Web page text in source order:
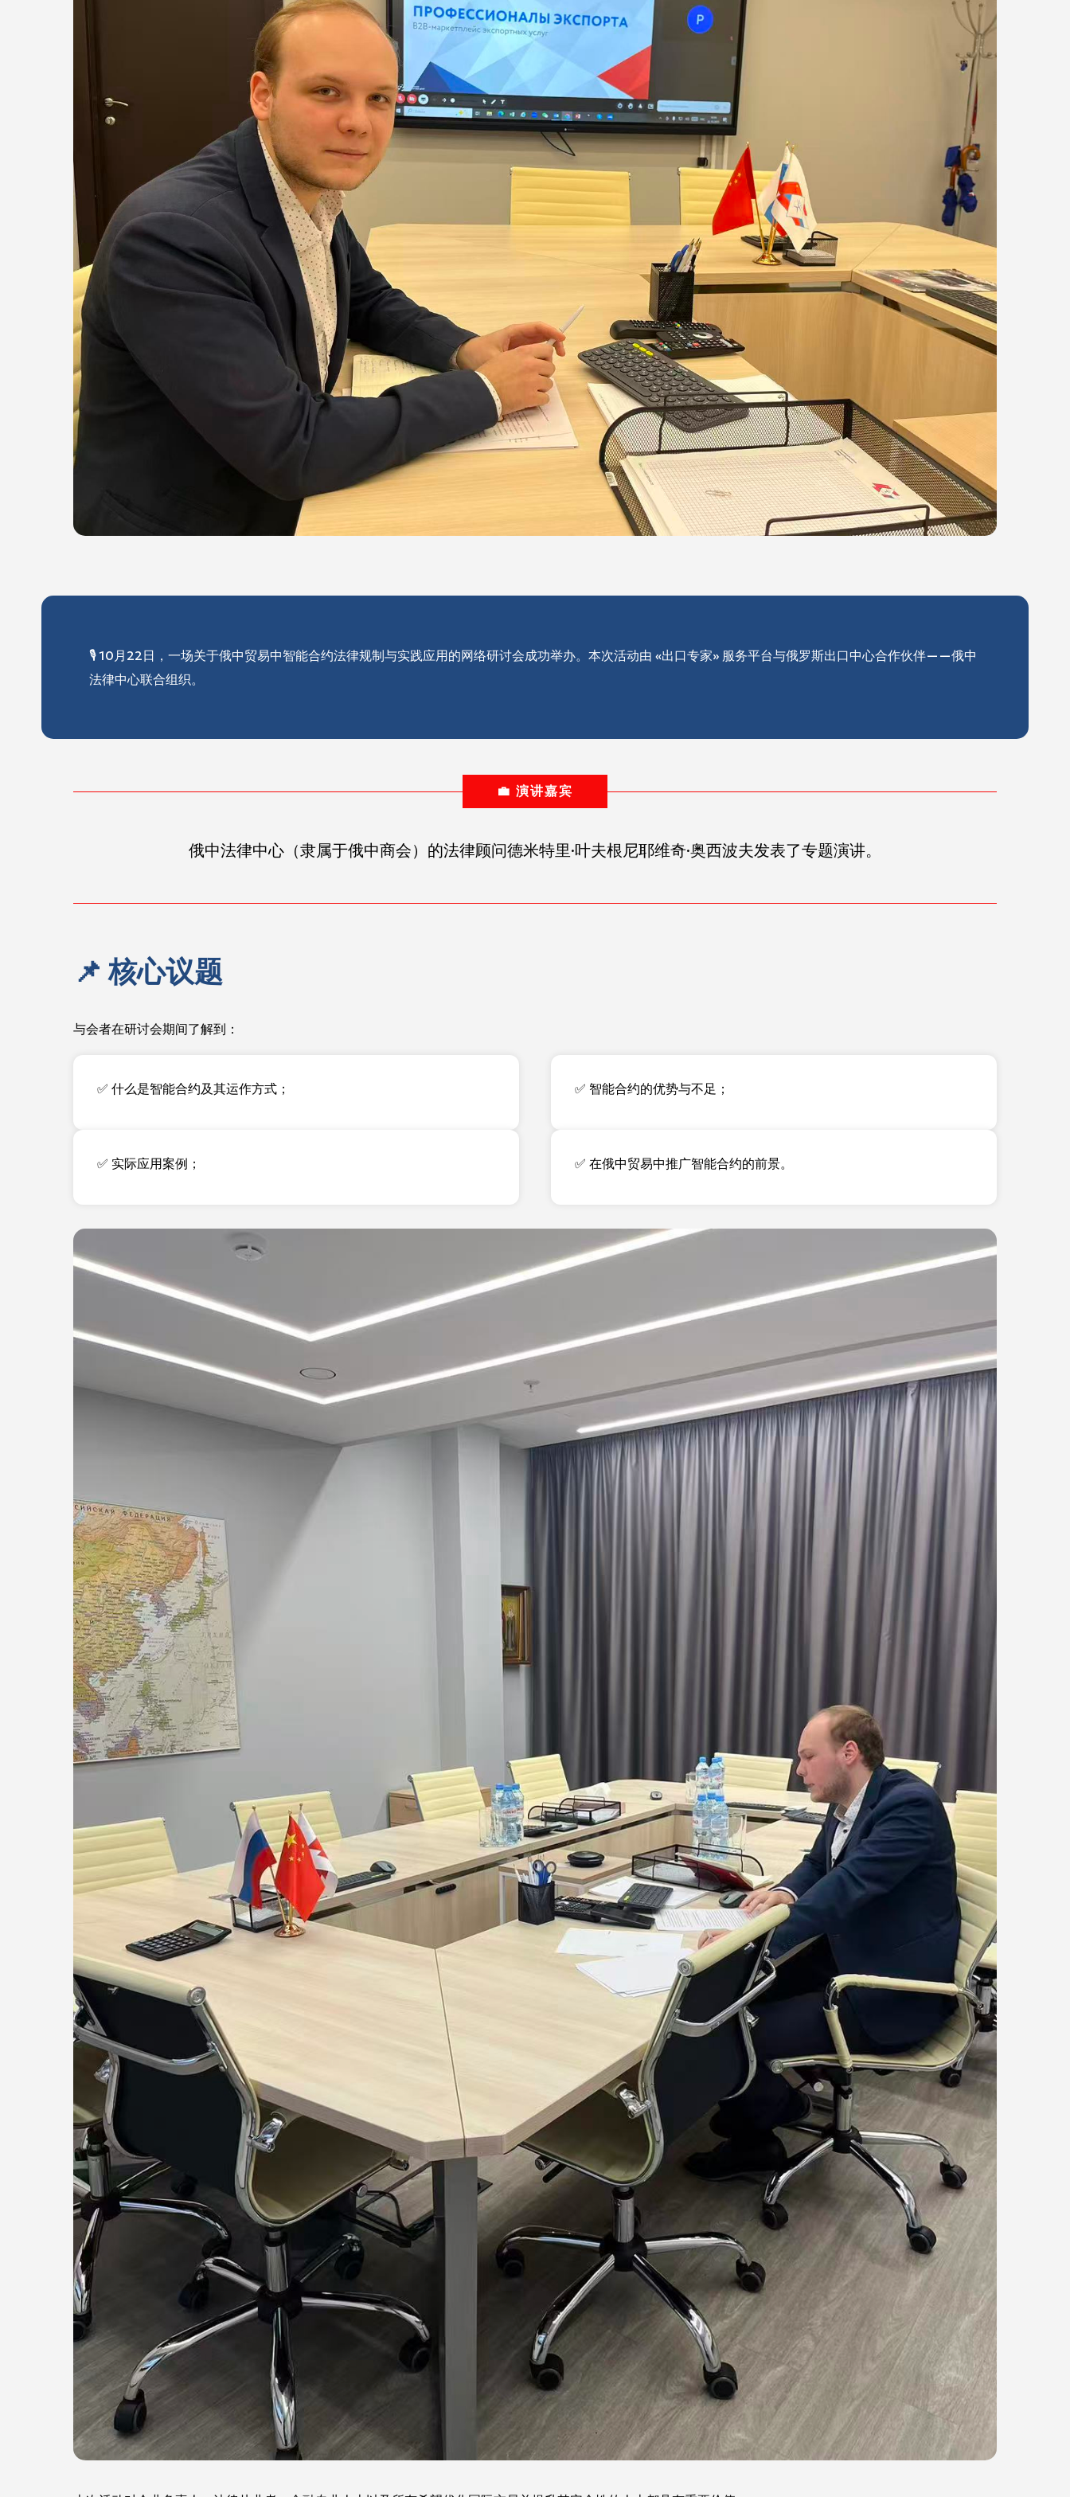
🎙 10月22日，一场关于俄中贸易中智能合约法律规制与实践应用的网络研讨会成功举办。本次活动由 «出口专家» 服务平台与俄罗斯出口中心合作伙伴——俄中
法律中心联合组织。
💼 演讲嘉宾
俄中法律中心（隶属于俄中商会）的法律顾问德米特里·叶夫根尼耶维奇·奥西波夫发表了专题演讲。
📌 核心议题
与会者在研讨会期间了解到：
✅ 什么是智能合约及其运作方式； ✅ 智能合约的优势与不足；
✅ 实际应用案例； ✅ 在俄中贸易中推广智能合约的前景。